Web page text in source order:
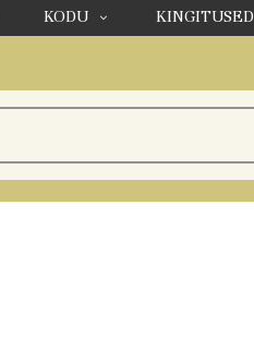
KODU KINGITUSED